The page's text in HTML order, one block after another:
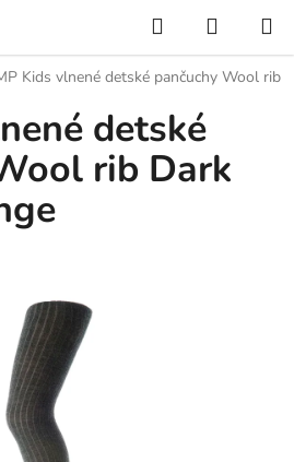
Hľadať
KOŠÍK
Kids vlnené detské pančuchy Wool rib
detské
rib Dark